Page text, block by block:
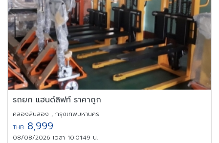
รถยก แฮนด์ลิฟท์ ราคาถูก
คลองสิบสอง , กรุงเทพมหานคร
THB 8,999
08/08/2026 เวลา 10:01:49 น.